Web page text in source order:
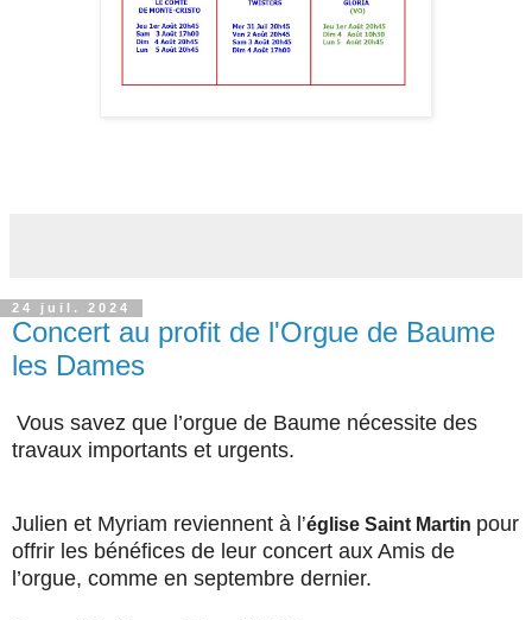
24 juil. 2024
Concert au profit de l'Orgue de Baume
les Dames
Vous savez que l’orgue de Baume nécessite des
travaux importants et urgents.
Julien et Myriam reviennent à l ’église Saint Martin pour
offrir les bénéfices de leur concert aux Amis de
l’orgue, comme en septembre dernier.